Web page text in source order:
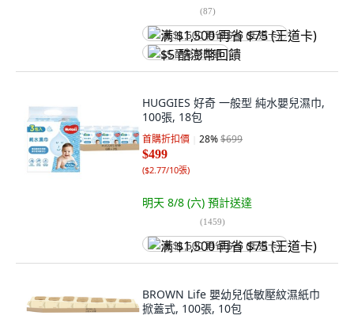
(87)
满 $1,500 再省 $75 (王道卡)
$5 酷澎幣回饋
HUGGIES 好奇 一般型 純水嬰兒濕巾,
100張, 18包
首購折扣價 28%$699
$499
($2.77/10張)
明天 8/8 (六) 預計送達
(1459)
满 $1,500 再省 $75 (王道卡)
BROWN Life 嬰幼兒低敏壓紋濕紙巾
掀蓋式, 100張, 10包